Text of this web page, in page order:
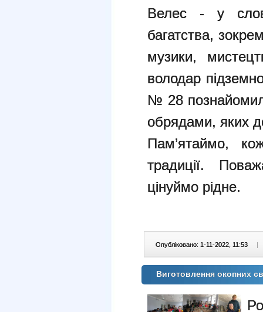
Велес - у
багатства,
музики,
володар
№ 28
обрядами, яких
Пам’ятаймо,
традиції.
цінуймо рідне.
Опубліковано: 1-11-2022, 11:53 |
Виготовлення окопних